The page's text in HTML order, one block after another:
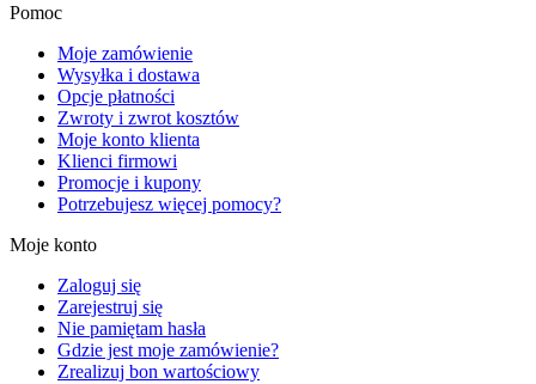
Pomoc
Moje zamówienie
Wysyłka i dostawa
Opcje płatności
Zwroty i zwrot kosztów
Moje konto klienta
Klienci firmowi
Promocje i kupony
Potrzebujesz więcej pomocy?
Moje konto
Zaloguj się
Zarejestruj się
Nie pamiętam hasła
Gdzie jest moje zamówienie?
Zrealizuj bon wartościowy